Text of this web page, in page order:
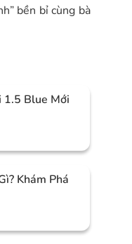
bền bỉ cùng bà
1.5 Blue Mới
Khám Phá